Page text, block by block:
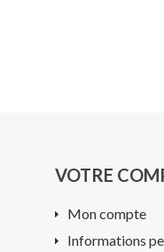
VOTRE
Mon compte
Informations